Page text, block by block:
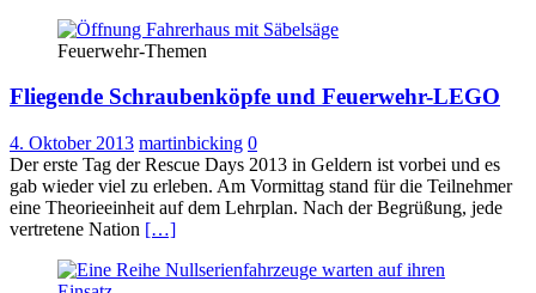
Feuerwehr-Themen
Fliegende Schraubenköpfe und Feuerwehr-LEGO
4. Oktober 2013 martinbicking 0
Der erste Tag der Rescue Days 2013 in Geldern ist vorbei und es
gab wieder viel zu erleben. Am Vormittag stand für die Teilnehmer
eine Theorieeinheit auf dem Lehrplan. Nach der Begrüßung, jede
vertretene Nation […]